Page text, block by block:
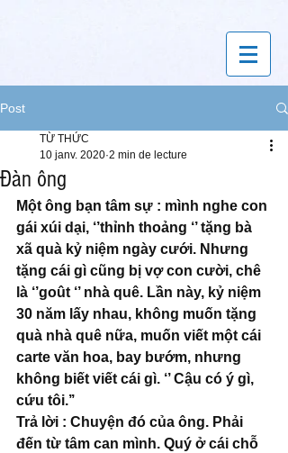
Post
Đàn ông
TỪ THỨC
10 janv. 2020 2 min de lecture
Một ông bạn tâm sự : mình nghe con
gái xúi dại, ‘’thỉnh thoảng ‘’ tặng bà
xã quà kỷ niệm ngày cưới. Nhưng
tặng cái gì cũng bị vợ con cười, chê
là ‘’goût ‘’ nhà quê. Lần này, kỷ niệm
30 năm lấy nhau, không muốn tặng
quà nhà quê nữa, muốn viết một cái
carte văn hoa, bay bướm, nhưng
không biết viết cái gì. ‘’ Cậu có ý gì,
cứu tôi.’’
Trả lời : Chuyện đó của ông. Phải
đến từ tâm can mình. Quý ở cái chỗ